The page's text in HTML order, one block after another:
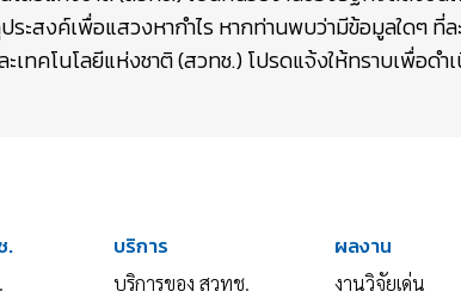
ระสงค์เพื่อแสวงหากำไร หากท่านพบว่ามีข้อมูลใดๆ
ทคโนโลยีแห่งชาติ (สวทช.) โปรดแจ้งให้ทราบเพื่อด
. บริการ
บริการของ สวทช.
ผลงาน
งานวิจัยเด่น